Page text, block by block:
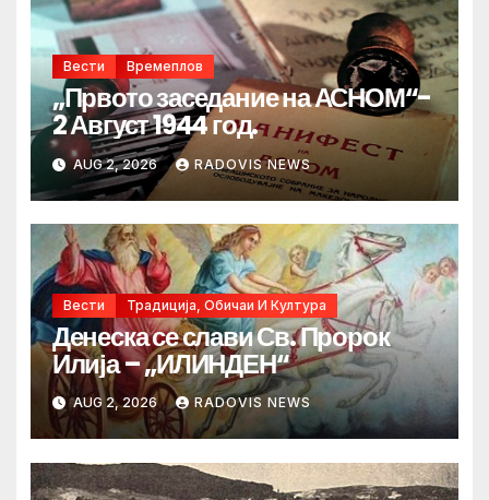
Вести Времеплов
„Првото заседание на АСНОМ“-
2 Август 1944 год.
AUG 2, 2026 RADOVIS NEWS
Вести Традиција, Обичаи И Култура
Денеска се слави Св. Пророк
Илија – „ИЛИНДЕН“
AUG 2, 2026 RADOVIS NEWS